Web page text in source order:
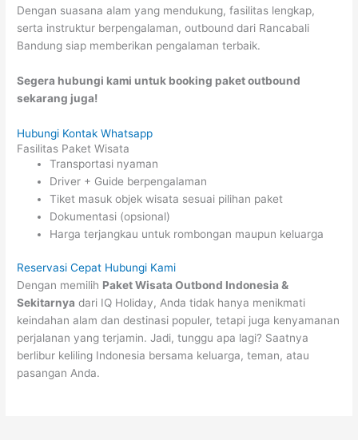
Dengan suasana alam yang mendukung, fasilitas lengkap,
serta instruktur berpengalaman, outbound dari Rancabali
Bandung siap memberikan pengalaman terbaik.
Segera hubungi kami untuk booking paket outbound
sekarang juga!
Hubungi Kontak Whatsapp
Fasilitas Paket Wisata
Transportasi nyaman
Driver + Guide berpengalaman
Tiket masuk objek wisata sesuai pilihan paket
Dokumentasi (opsional)
Harga terjangkau untuk rombongan maupun keluarga
Reservasi Cepat Hubungi Kami
Dengan memilih Paket Wisata Outbond Indonesia &
Sekitarnya dari IQ Holiday, Anda tidak hanya menikmati
keindahan alam dan destinasi populer, tetapi juga kenyamanan
perjalanan yang terjamin. Jadi, tunggu apa lagi? Saatnya
berlibur keliling Indonesia bersama keluarga, teman, atau
pasangan Anda.